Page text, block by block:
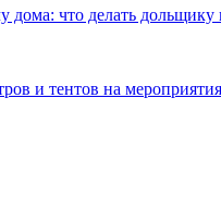
дома: что делать
и тентов на